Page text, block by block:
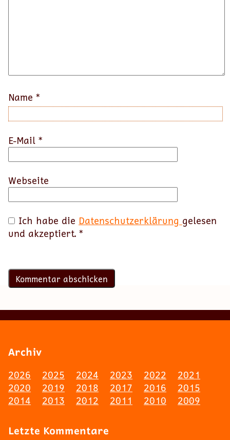
Name *
E-Mail *
Webseite
Ich habe die Datenschutzerklärung gelesen
und akzeptiert. *
Archiv
2026 2025 2024 2023 2022
2021
2020
2019 2018 2017 2016
2015
2014
2013 2012 2011 2010 2009
Letzte Kommentare